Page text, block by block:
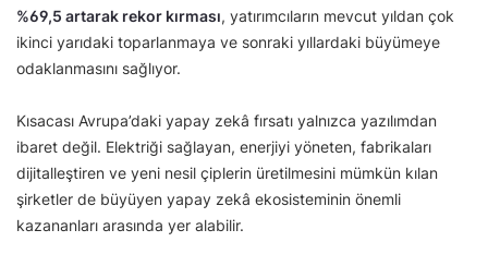
%69,5 artarak rekor kırması, yatırımcıların mevcut yıldan çok
ikinci yarıdaki toparlanmaya ve sonraki yıllardaki büyümeye
odaklanmasını sağlıyor.
Kısacası Avrupa’daki yapay zekâ fırsatı yalnızca yazılımdan
ibaret değil. Elektriği sağlayan, enerjiyi yöneten, fabrikaları
dijitalleştiren ve yeni nesil çiplerin üretilmesini mümkün kılan
şirketler de büyüyen yapay zekâ ekosisteminin önemli
kazananları arasında yer alabilir.